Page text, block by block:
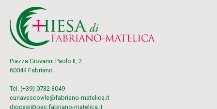
Piazza Giovanni Paolo II, 2
60044 Fabriano
Tel. (+39) 0732 3049
curiavescovile@fabriano-matelica.it
diocesi@pec.fabriano-matelica.it